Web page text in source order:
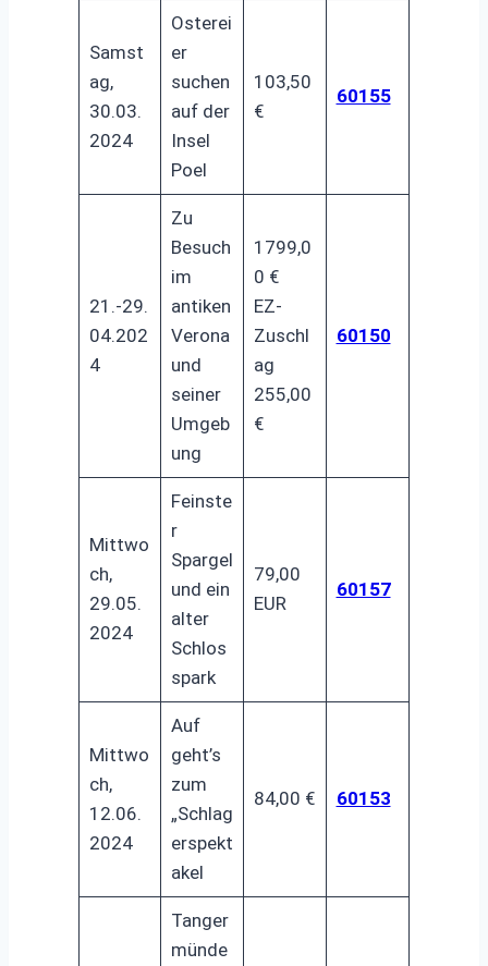
Samst
ag,
30.03.
2024
Osterei
er
suchen
auf der
Insel
Poel
103,50
€
60155
21.-29.
04.202
4
Zu
Besuch
im
antiken
Verona
und
seiner
Umgeb
ung
1799,0
0 €
EZ-
Zuschl
ag
255,00
€
60150
Mittwo
ch,
29.05.
2024
Feinste
r
Spargel
und ein
alter
Schlos
spark
79,00
EUR
60157
Mittwo
ch,
12.06.
2024
Auf
geht’s
zum
„Schlag
erspekt
akel
84,00 € 60153
Tanger
münde